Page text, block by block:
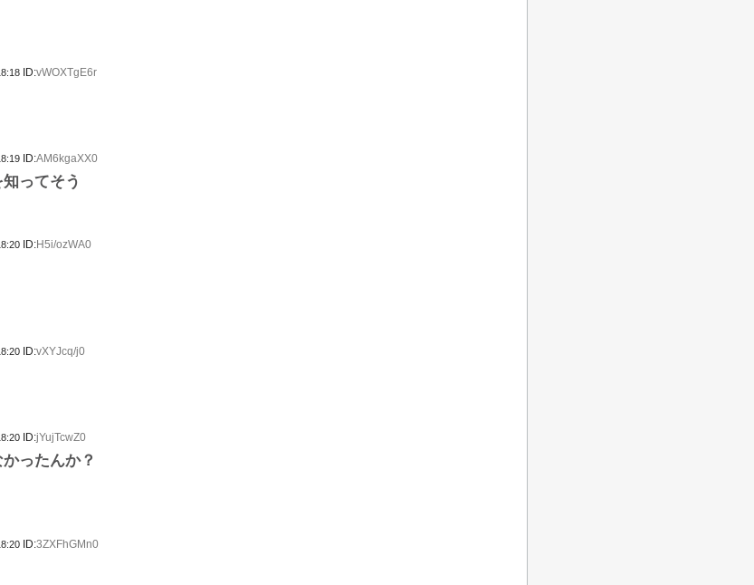
ID:vWOXTgE6r
ID:AM6kgaXX0
ってそう
ID:H5i/ozWA0
ID:vXYJcq/j0
ID:jYujTcwZ0
ったんか？
ID:3ZXFhGMn0